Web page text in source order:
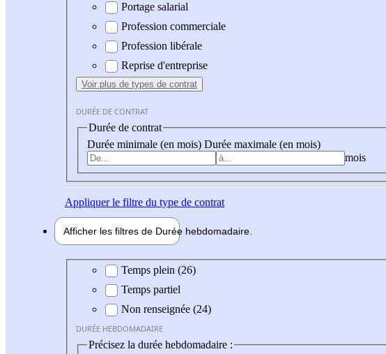
Portage salarial
Profession commerciale
Profession libérale
Reprise d'entreprise
Voir plus de types de contrat
DURÉE DE CONTRAT
Durée de contrat
Durée minimale (en mois) Durée maximale (en mois)
mois
Appliquerle filtre du type de contrat
Afficher les filtres de Durée hebdomadaire
Durée hebdomadaire
Temps plein (26)
Temps partiel
Non renseignée (24)
DURÉE HEBDOMADAIRE
Précisez la durée hebdomadaire :